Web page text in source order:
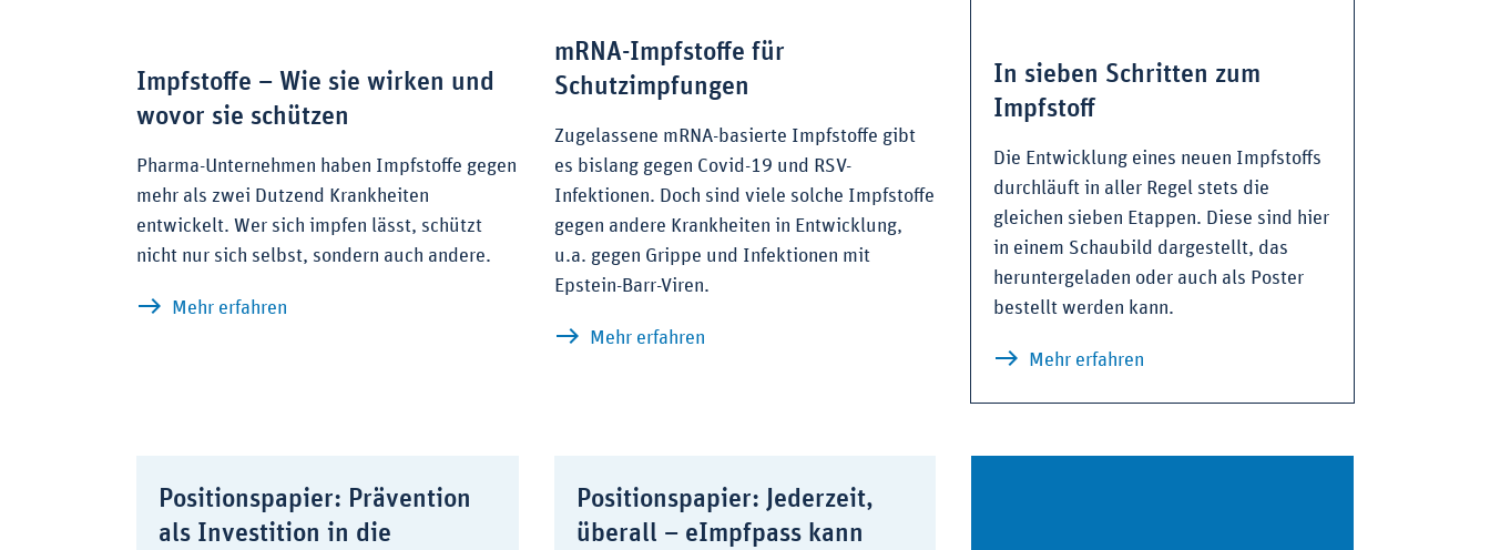
Impfstoffe – Wie sie wirken und
wovor sie schützen
Pharma-Unternehmen haben Impfstoffe gegen
mehr als zwei Dutzend Krankheiten
entwickelt. Wer sich impfen lässt, schützt
nicht nur sich selbst, sondern auch andere.
Mehr erfahren
mRNA-Impfstoffe für
Schutzimpfungen
Zugelassene mRNA-basierte Impfstoffe gibt
es bislang gegen Covid-19 und RSV-
Infektionen. Doch sind viele solche Impfstoffe
gegen andere Krankheiten in Entwicklung,
u.a. gegen Grippe und Infektionen mit
Epstein-Barr-Viren.
Mehr erfahrenzu mRNA-Impfstoffe für Schutzimpfungen
In sieben Schritten zum
Impfstoff
Die Entwicklung eines neuen Impfstoffs
durchläuft in aller Regel stets die
gleichen sieben Etappen. Diese sind hier
in einem Schaubild dargestellt, das
heruntergeladen oder auch als Poster
bestellt werden kann.
Mehr erfahren
Positionspapier: Prävention
als Investition in die
Positionspapier: Jederzeit,
überall – eImpfpass kann